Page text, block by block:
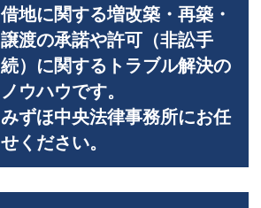
借地に関する増改築・再築・
譲渡の承諾や許可（非訟手
続）に関するトラブル解決の
ノウハウです。
みずほ中央法律事務所にお任
せください。